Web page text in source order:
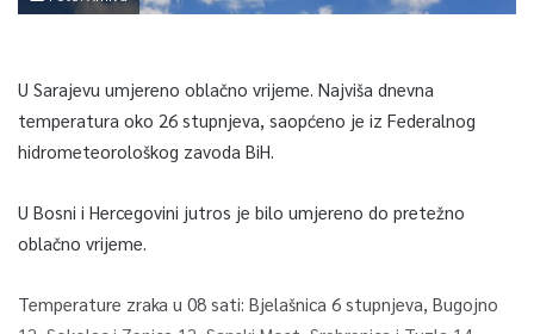
U Sarajevu umjereno oblačno vrijeme. Najviša dnevna
temperatura oko 26 stupnjeva, saopćeno je iz Federalnog
hidrometeorološkog zavoda BiH.
U Bosni i Hercegovini jutros je bilo umjereno do pretežno
oblačno vrijeme.
Temperature zraka u 08 sati: Bjelašnica 6 stupnjeva, Bugojno